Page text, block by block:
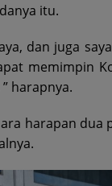
itu.
dan juga
memimpin
harapnya.
harapan dua